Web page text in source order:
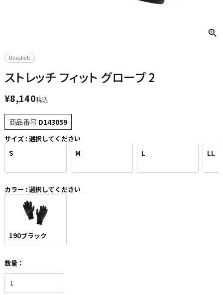
Dexshell
ストレッチ フィット グローブ 2
¥8,140税込
商品番号 D143059
サイズ 選択してください
S
M L LL
カラー 選択してください
190ブラック